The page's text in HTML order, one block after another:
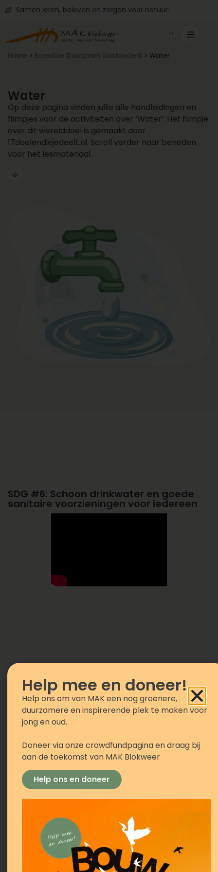
Samen leren, beleven en zorgen voor natuur!
Home > Expeditie Duurzaam Gastdocent > Water
Water
Op deze pagina vinden jullie alle handleidingen en
filmpjes voor de activiteiten over ‘Water’. Het filmpje
over dit werelddoel is gemaakt door
17doelendiejedeelt.nl. Scroll verder naar beneden
voor het lesmateriaal.
SDG #6: Schoon drinkwater en goede
sanitaire voorzieningen voor iedereen
Waterheldenavontuur
[datum+tijd]
de klas om deze activiteit met jullie
uit te voeren.
Voor deze gastles is een digibord
nodig.
Voor
Help mee en doneer!
Help ons om van MAK een nog groenere,
duurzamere en inspirerende plek te maken voor
jong en oud.
Doneer via onze crowdfundpagina en draag bij
aan de toekomst van MAK Blokweer
Help ons en doneer